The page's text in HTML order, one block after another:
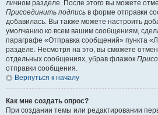
личном разделе. После этого вы можете
Присоединить подпись в форме отправки
добавилась. Вы также можете настроить
умолчанию ко всем вашим сообщениям,
параграфе «Отправка сообщений» пункта
разделе. Несмотря на это, вы сможете
отдельных сообщениях, убрав флажок
отправки сообщения.
Вернуться к началу
Как мне создать опрос?
При создании темы или редактировании